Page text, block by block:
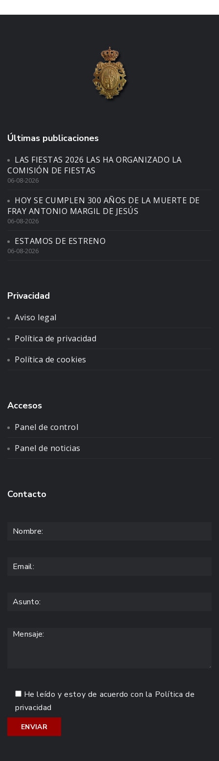
Últimas publicaciones
LAS FIESTAS 2026 LAS HA ORGANIZADO LA
COMISIÓN DE FIESTAS
06-08-2026
HOY SE CUMPLEN 300 AÑOS DE LA MUERTE DE
FRAY ANTONIO MARGIL DE JESÚS
06-08-2026
ESTAMOS DE ESTRENO
06-08-2026
Privacidad
Aviso legal
Política de privacidad
Política de cookies
Accesos
Panel de control
Panel de noticias
Contacto
He leído y estoy de acuerdo con la Política de
privacidad